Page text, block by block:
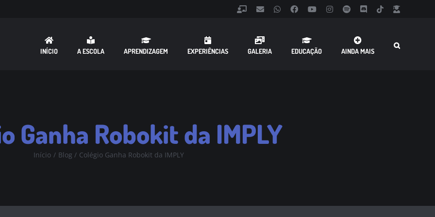
Classroom
EmailWhatsAppFacebookYouTubeInstagram
Spotify DiscordTiktokFazer
INÍCIO A ESCOLA APRENDIZAGEM EXPERIÊNCIAS GALERIA EDUCAÇÃO AINDA MAIS
Ganha Robokit da IMPLY
Início Blog Colégio Ganha Robokit da IMPLY